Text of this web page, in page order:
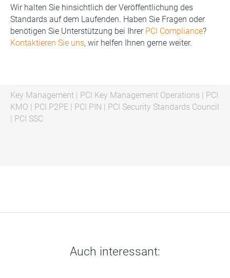
Wir halten Sie hinsichtlich der Veröffentlichung des
Standards auf dem Laufenden. Haben Sie Fragen oder
benötigen Sie Unterstützung bei Ihrer PCI Compliance?
Kontaktieren Sie uns, wir helfen Ihnen gerne weiter.
Key Management | PCI Key Management Operations | PCI
KMO | PCI P2PE | PCI PIN | PCI Security Standards Council
| PCI SSC
Auch interessant: